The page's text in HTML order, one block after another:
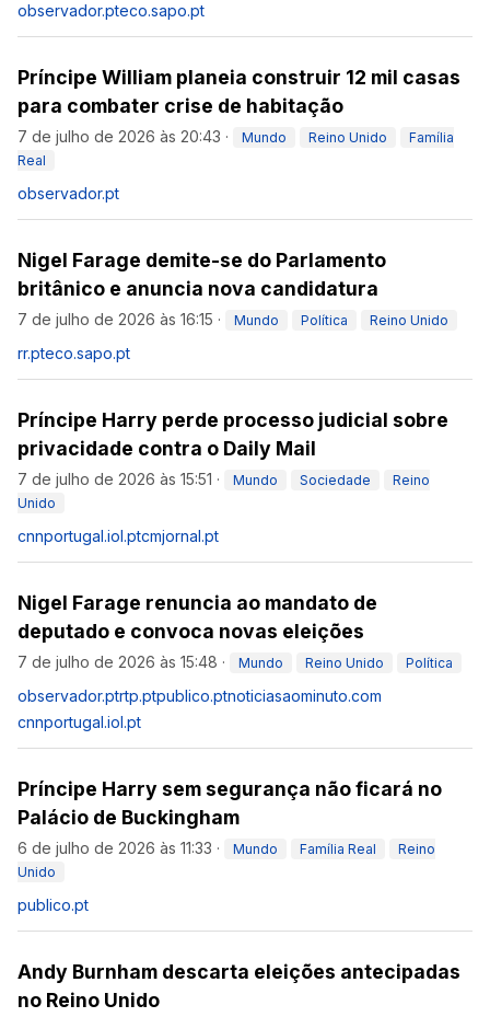
observador.pteco.sapo.pt
Príncipe William planeia construir 12 mil casas
para combater crise de habitação
7 de julho de 2026 às 20:43 · Mundo Reino Unido
Família
Real
observador.pt
Nigel Farage demite-se do Parlamento
britânico e anuncia nova candidatura
7 de julho de 2026 às 16:15 · Mundo Política Reino Unido
rr.pteco.sapo.pt
Príncipe Harry perde processo judicial sobre
privacidade contra o Daily Mail
7 de julho de 2026 às 15:51 · Mundo Sociedade
Reino
Unido
cnnportugal.iol.ptcmjornal.pt
Nigel Farage renuncia ao mandato de
deputado e convoca novas eleições
7 de julho de 2026 às 15:48 · Mundo Reino Unido Política
observador.ptrtp.ptpublico.ptnoticiasaominuto.com
cnnportugal.iol.pt
Príncipe Harry sem segurança não ficará no
Palácio de Buckingham
6 de julho de 2026 às 11:33 · Mundo Família Real
Reino
Unido
publico.pt
Andy Burnham descarta eleições antecipadas
no Reino Unido